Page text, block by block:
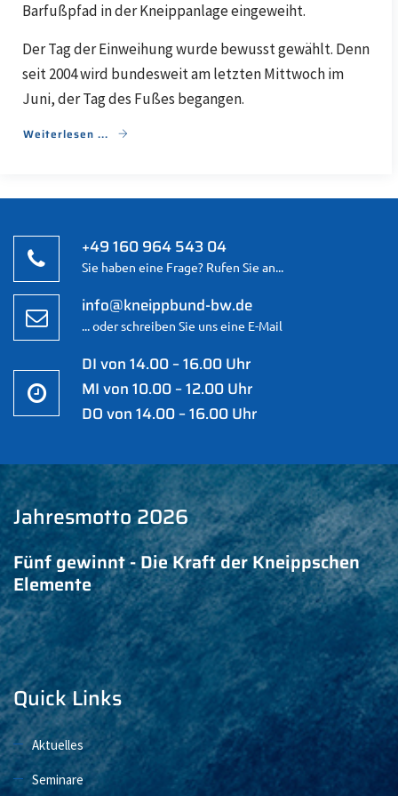
Barfußpfad in der Kneippanlage eingeweiht.
Der Tag der Einweihung wurde bewusst gewählt. Denn
seit 2004 wird bundesweit am letzten Mittwoch im
Juni, der Tag des Fußes begangen.
Weiterlesen ...
+49 160 964 543 04
Sie haben eine Frage? Rufen Sie an...
info@kneippbund-bw.de
... oder schreiben Sie uns eine E-Mail
DI von 14.00 – 16.00 Uhr
MI von 10.00 – 12.00 Uhr
DO von 14.00 – 16.00 Uhr
Jahresmotto 2026
Fünf gewinnt - Die Kraft der Kneippschen
Elemente
Quick Links
Aktuelles
Seminare